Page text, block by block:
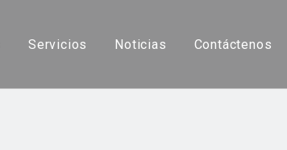
Servicios Noticias Contáctenos